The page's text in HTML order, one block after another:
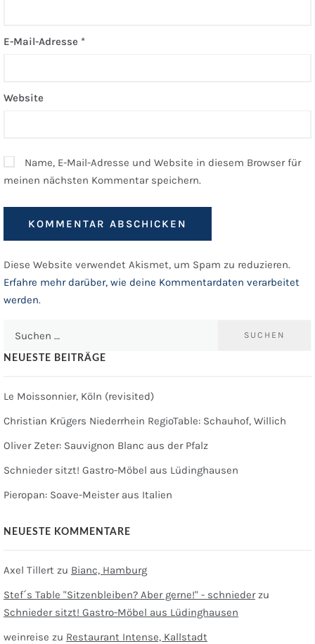
E-Mail-Adresse *
Website
Name, E-Mail-Adresse und Website in diesem Browser für
meinen nächsten Kommentar speichern.
Diese Website verwendet Akismet, um Spam zu reduzieren.
Erfahre mehr darüber, wie deine Kommentardaten verarbeitet
werden.
NEUESTE BEITRÄGE
Le Moissonnier, Köln (revisited)
Christian Krügers Niederrhein RegioTable: Schauhof, Willich
Oliver Zeter: Sauvignon Blanc aus der Pfalz
Schnieder sitzt! Gastro-Möbel aus Lüdinghausen
Pieropan: Soave-Meister aus Italien
NEUESTE KOMMENTARE
Axel Tillert zu Bianc, Hamburg
Stef´s Table "Sitzenbleiben? Aber gerne!" - schniederzu
Schnieder sitzt! Gastro-Möbel aus Lüdinghausen
weinreise zu Restaurant Intense, Kallstadt